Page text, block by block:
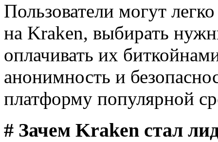
Пользователи могут
на Kraken, выбирать
оплачивать их
анонимность и
платформу популярной
# Зачем Kraken стал